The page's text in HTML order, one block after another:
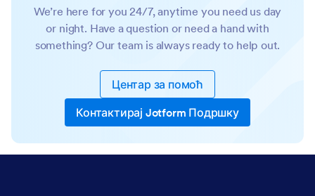
We’re here for you 24/7, anytime you need us day
or night. Have a question or need a hand with
something? Our team is always ready to help out.
Центар за помоћ
Контактирај Jotform Подршку